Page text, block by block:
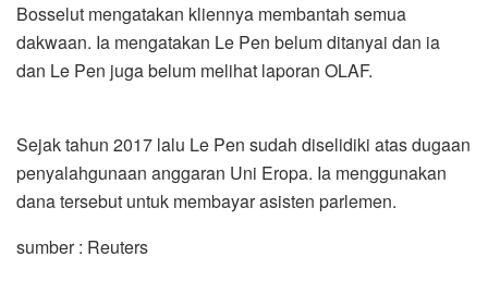
Bosselut mengatakan kliennya membantah semua
dakwaan. Ia mengatakan Le Pen belum ditanyai dan ia
dan Le Pen juga belum melihat laporan OLAF.
Sejak tahun 2017 lalu Le Pen sudah diselidiki atas dugaan
penyalahgunaan anggaran Uni Eropa. Ia menggunakan
dana tersebut untuk membayar asisten parlemen.
sumber : Reuters